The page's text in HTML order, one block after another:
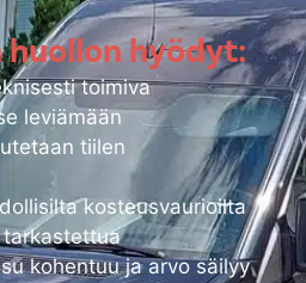
hyödyt:
toimiva
leviämään
tiilen
kosteusvaurioilta
kohentuu ja arvo säilyy